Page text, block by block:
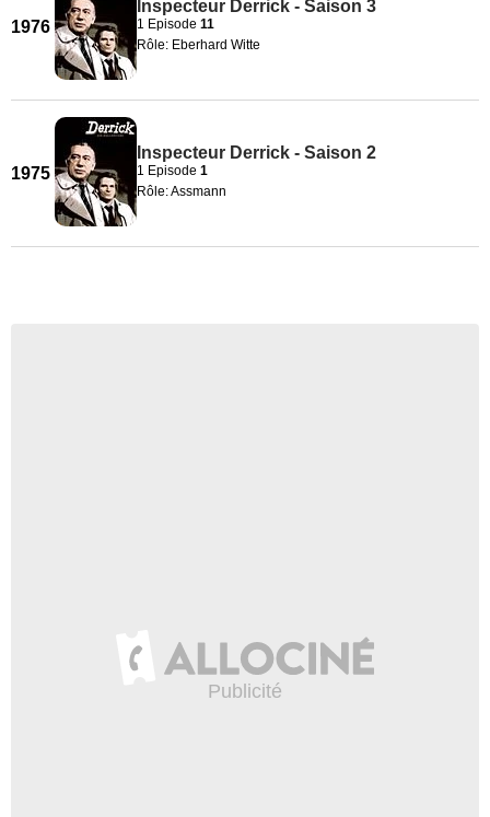
1976
Inspecteur Derrick - Saison 3
1 Episode 11
Rôle: Eberhard Witte
1975
Inspecteur Derrick - Saison 2
1 Episode 1
Rôle: Assmann